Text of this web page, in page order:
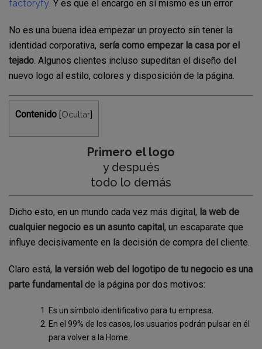
factoryfy. Y es que el encargo en sí mismo es un error.
No es una buena idea empezar un proyecto sin tener la
identidad corporativa, sería como empezar la casa por el
tejado. Algunos clientes incluso supeditan el diseño del
nuevo logo al estilo, colores y disposición de la página.
Contenido Ocultar
Primero el logo
y después
todo lo demás
Dicho esto, en un mundo cada vez más digital, la web de
cualquier negocio es un asunto capital , un escaparate que
influye decisivamente en la decisión de compra del cliente.
Claro está, la versión web del logotipo de tu negocio es una
parte fundamental de la página por dos motivos:
Es un símbolo identificativo para tu empresa.
En el 99% de los casos, los usuarios podrán pulsar en él
para volver a la Home.